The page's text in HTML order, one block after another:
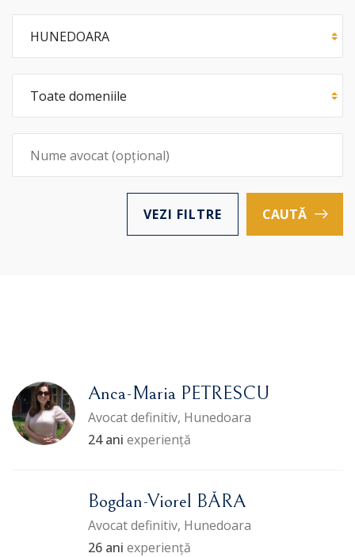
VEZI FILTRE CAUTĂ
Anca-Maria PETRESCU
Avocat definitiv, Hunedoara
24 ani experiență
Bogdan-Viorel BĂRA
Avocat definitiv, Hunedoara
26 ani experiență